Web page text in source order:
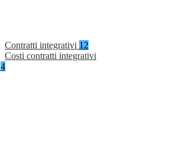
Contratti integrativi 12
Costi contratti integrativi
4